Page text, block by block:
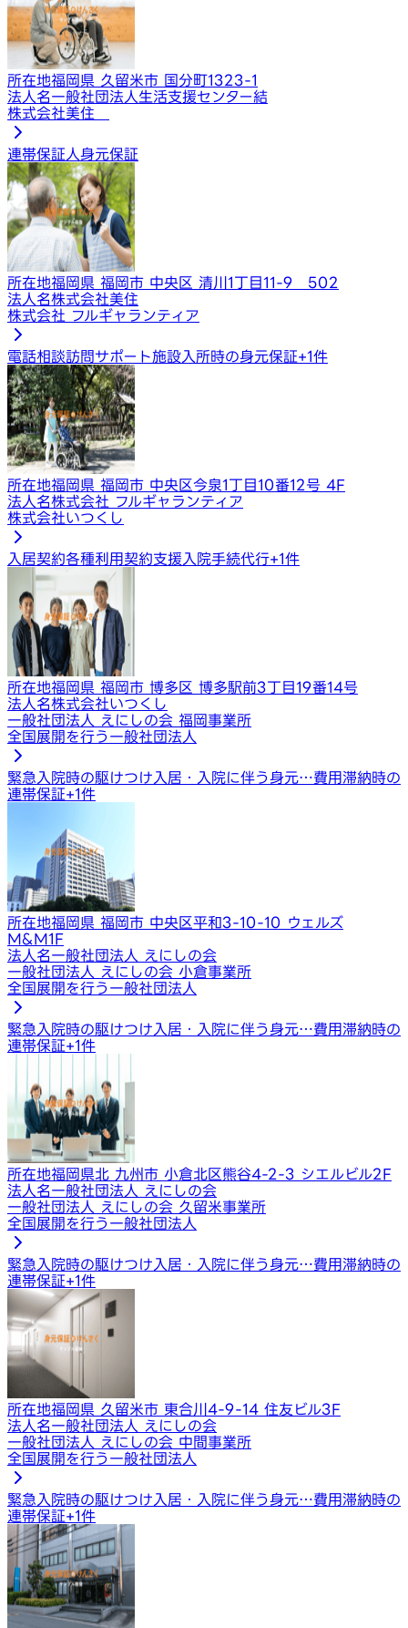
所在地福岡県 久留米市 国分町1323-1
法人名一般社団法人生活支援センター結
株式会社美住
連帯保証人身元保証
所在地福岡県 福岡市 中央区 清川1丁目11-9 502
法人名株式会社美住
株式会社 フルギャランティア
電話相談訪問サポート施設入所時の身元保証+1件
所在地福岡県 福岡市 中央区今泉1丁目10番12号 4F
法人名株式会社 フルギャランティア
株式会社いつくし
入居契約​​​各種利用契約支援入院手続代行+1件
所在地福岡県 福岡市 博多区 博多駅前3丁目19番14号
法人名株式会社いつくし
一般社団法人 えにしの会 福岡事業所
全国展開を行う一般社団法人
緊急入院時の駆けつけ 入居・入院に伴う身元…費用滞納時の
連帯保証+1件
所在地福岡県 福岡市 中央区平和3-10-10 ウェルズ
M&M1F
法人名一般社団法人 えにしの会
一般社団法人 えにしの会 小倉事業所
全国展開を行う一般社団法人
緊急入院時の駆けつけ 入居・入院に伴う身元…費用滞納時の
連帯保証+1件
所在地福岡県北 九州市 小倉北区熊谷4-2-3 シエルビル2F
法人名一般社団法人 えにしの会
一般社団法人 えにしの会 久留米事業所
全国展開を行う一般社団法人
緊急入院時の駆けつけ 入居・入院に伴う身元…費用滞納時の
連帯保証+1件
所在地福岡県 久留米市 東合川4-9-14 住友ビル3F
法人名一般社団法人 えにしの会
一般社団法人 えにしの会 中間事業所
全国展開を行う一般社団法人
緊急入院時の駆けつけ 入居・入院に伴う身元…費用滞納時の
連帯保証+1件